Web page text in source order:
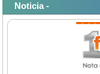
Noticia -